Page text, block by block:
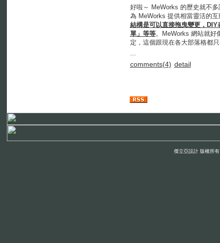
好啦～ MeWorks 的歷史就不
為 MeWorks 提供相當靈活的
結構是可以直接拖曳變更，
單」等等。MeWorks 網站就好
定，這個跟現在各大部落格都
...
comments(4) detail
傑立亞設計 版權所